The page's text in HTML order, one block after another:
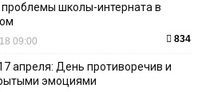
школы-интерната в
09:00 834
апреля: День противоречив и
эмоциями